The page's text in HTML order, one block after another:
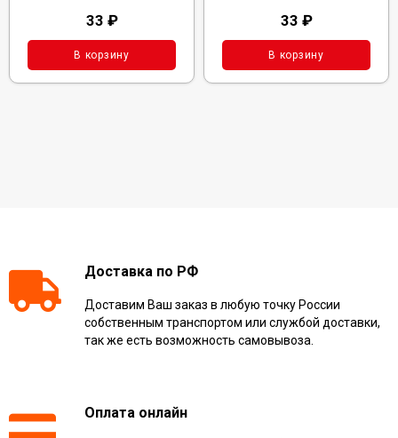
33 ₽
В корзину
33 ₽
В корзину
Доставка по РФ
Доставим Ваш заказ в любую точку России
собственным транспортом или службой доставки,
так же есть возможность самовывоза.
Оплата онлайн